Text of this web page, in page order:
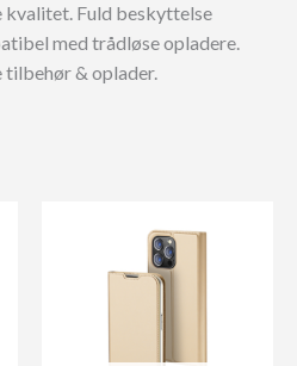
Fuld beskyttelse
med trådløse opladere.
& oplader.